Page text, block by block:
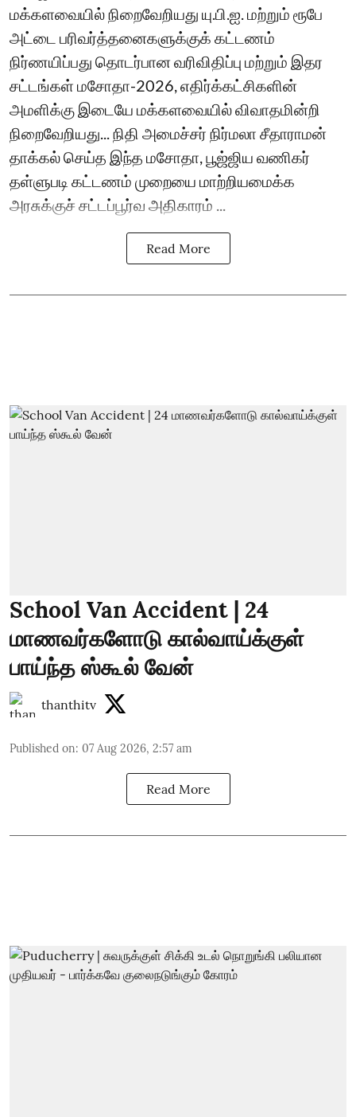
மக்களவையில் நிறைவேறியது யு.பி.ஐ. மற்றும் ரூபே
அட்டை பரிவர்த்தனைகளுக்குக் கட்டணம்
நிர்ணயிப்பது தொடர்பான வரிவிதிப்பு மற்றும் இதர
சட்டங்கள் மசோதா-2026, எதிர்க்கட்சிகளின்
அமளிக்கு இடையே மக்களவையில் விவாதமின்றி
நிறைவேறியது... நிதி அமைச்சர் நிர்மலா சீதாராமன்
தாக்கல் செய்த இந்த மசோதா, பூஜ்ஜிய வணிகர்
தள்ளுபடி கட்டணம் முறையை மாற்றியமைக்க
அரசுக்குச் சட்டப்பூர்வ அதிகாரம் ...
Read More
School Van Accident | 24
மாணவர்களோடு கால்வாய்க்குள்
பாய்ந்த ஸ்கூல் வேன்
thanthitv
Published on: 07 Aug 2026, 2:57 am
Read More